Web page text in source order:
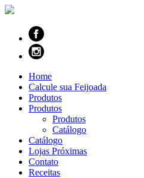
Home
Calcule sua Feijoada
Produtos
Produtos
Produtos
Catálogo
Catálogo
Lojas Próximas
Contato
Receitas